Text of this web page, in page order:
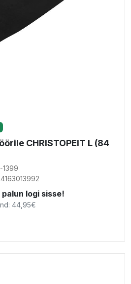
CHRISTOPEIT L (84
1399
logi sisse!
44,95€